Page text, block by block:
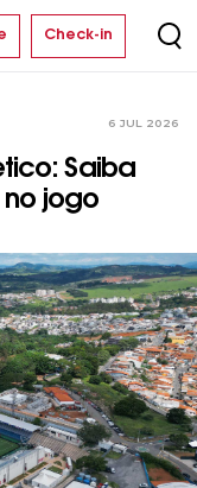
Check-in
6 JUL 2026
Saiba
no jogo